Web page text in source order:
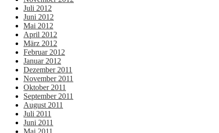
Juli 2012
Juni 2012
Mai 2012
April 2012
März 2012
Februar 2012
Januar 2012
Dezember 2011
November 2011
Oktober 2011
September 2011
August 2011
Juli 2011
Juni 2011
Mai 2011